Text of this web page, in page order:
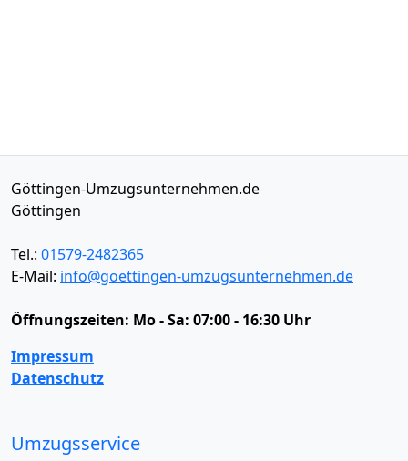
Göttingen-Umzugsunternehmen.de
Göttingen
Tel.: 01579-2482365
E-Mail: info@goettingen-umzugsunternehmen.de
Öffnungszeiten: Mo - Sa: 07:00 - 16:30 Uhr
Impressum
Datenschutz
Umzugsservice